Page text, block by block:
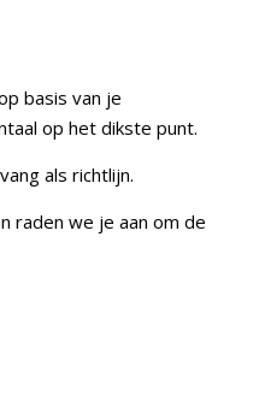
basis van je
op het dikste punt.
als richtlijn.
raden we je aan om de